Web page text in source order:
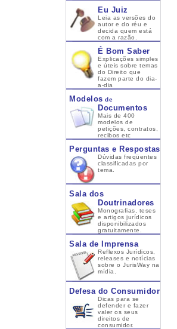
Eu Juiz
Leia as versões do
autor e do réu e
decida quem está
com a razão.
É Bom Saber
Explicações simples
e úteis sobre temas
do Direito que
fazem parte do dia-
a-dia
Modelos de
Documentos
Mais de 400
modelos de
petições, contratos,
recibos etc
Perguntas e Respostas
Dúvidas freqüentes
classificadas por
tema.
Sala dos
Doutrinadores
Monografias, teses
e artigos jurídicos
disponibilizados
gratuitamente.
Sala de Imprensa
Reflexos Jurídicos,
releases e notícias
sobre o JurisWay na
mídia.
Defesa do Consumidor
Dicas para se
defender e fazer
valer os seus
direitos de
consumidor.